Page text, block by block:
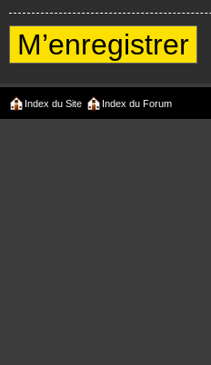
M’enregistrer
Index du Site Index du Forum